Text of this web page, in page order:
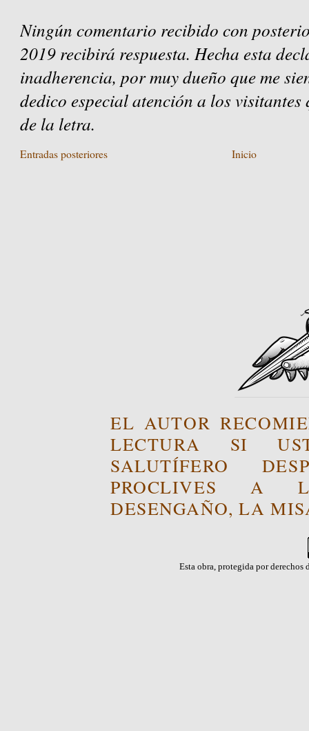
Ningún comentario recibido con
2019 recibirá respuesta. Hecha esta
inadherencia, por muy dueño que me
dedico especial atención a los
de la letra.
Entradas posteriores Inicio
EL AUTOR
LECTURA SI
SALUTÍFERO
PROCLIVES A
DESENGAÑO, LA
Esta obra, protegida por derechos